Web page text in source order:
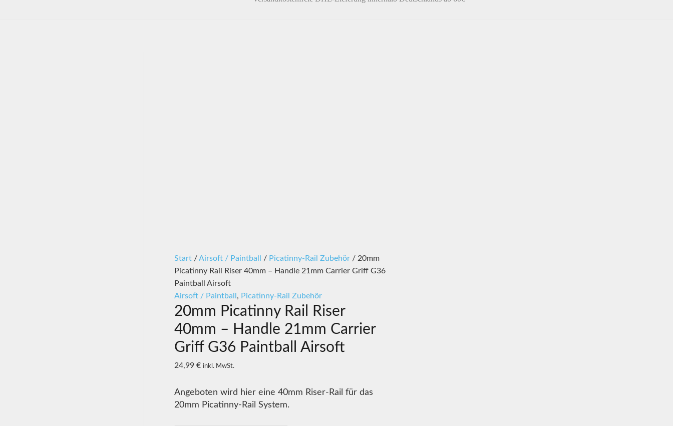
Start /Airsoft / Paintball / Picatinny-Rail Zubehör / 20mm
Picatinny Rail Riser 40mm – Handle 21mm Carrier Griff G36
Paintball Airsoft
Airsoft / Paintball , Picatinny-Rail Zubehör
20mm Picatinny Rail Riser
40mm – Handle 21mm Carrier
Griff G36 Paintball Airsoft
24,99 € inkl. MwSt.
Angeboten wird hier eine 40mm Riser-Rail für das
20mm Picatinny-Rail System.